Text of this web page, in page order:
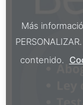
Más
contenido.